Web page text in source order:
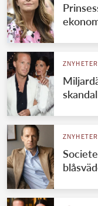
ZNYHETER
ZNYHETER